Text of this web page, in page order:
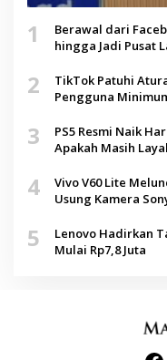
1
Berawal dari
hingga Jadi Pusat
2
TikTok Patuhi
Pengguna
3
PS5 Resmi Naik
Apakah Masih
4
Vivo V60 Lite
Usung Kamera
5
Lenovo Hadirkan
Mulai Rp7,8 Juta